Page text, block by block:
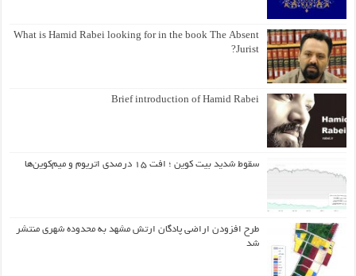
What is Hamid Rabei looking for in the book The Absent
Jurist?
Brief introduction of Hamid Rabei
سقوط شدید بیت کوین ؛ افت ۱۵ درصدی اتریوم و میم‌کوین‌ها
طرح افزودن اراضی پادگان ارتش مشهد به محدوده شهری منتشر
شد